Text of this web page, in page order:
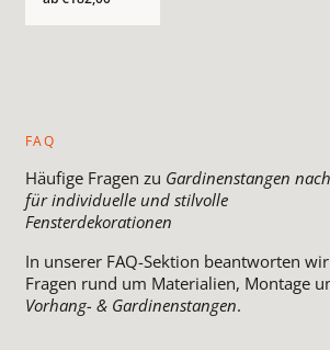
FAQ
Häufige Fragen zu Gardinenstangen
für individuelle und stilvolle
Fensterdekorationen
In unserer FAQ-Sektion beantworten
Fragen rund um Materialien, Montage
Vorhang- & Gardinenstangen.